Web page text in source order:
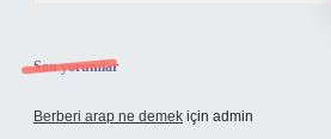
Son yorumlar
Berberi arap ne demek için admin